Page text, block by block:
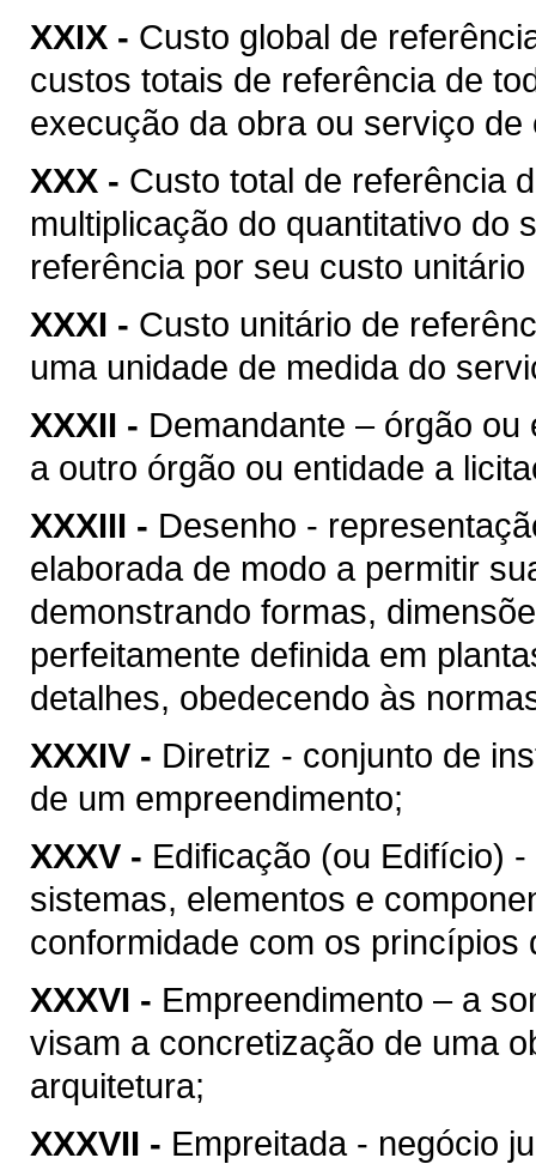
XXIX - Custo global de
custos totais de referência de
execução da obra ou serviço
XXX - Custo total de referência
multiplicação do quantitativo do
referência por seu custo
XXXI - Custo unitário de
uma unidade de medida do
XXXII - Demandante – órgão
a outro órgão ou entidade a
XXXIII - Desenho -
elaborada de modo a permitir
demonstrando formas,
perfeitamente definida em
detalhes, obedecendo às
XXXIV - Diretriz - conjunto de
de um empreendimento;
XXXV - Edificação (ou Edifício)
sistemas, elementos e
conformidade com os
XXXVI - Empreendimento – a
visam a concretização de uma
arquitetura;
XXXVII - Empreitada - negócio